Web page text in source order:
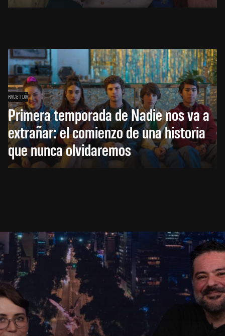
HACE 1 DÍA
Primera temporada de Nadie nos va a
extrañar: el comienzo de una historia
que nunca olvidaremos